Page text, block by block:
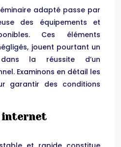
adapté passe par
des équipements et
Ces éléments
jouent pourtant un
la réussite d’un
Examinons en détail les
garantir des conditions
internet